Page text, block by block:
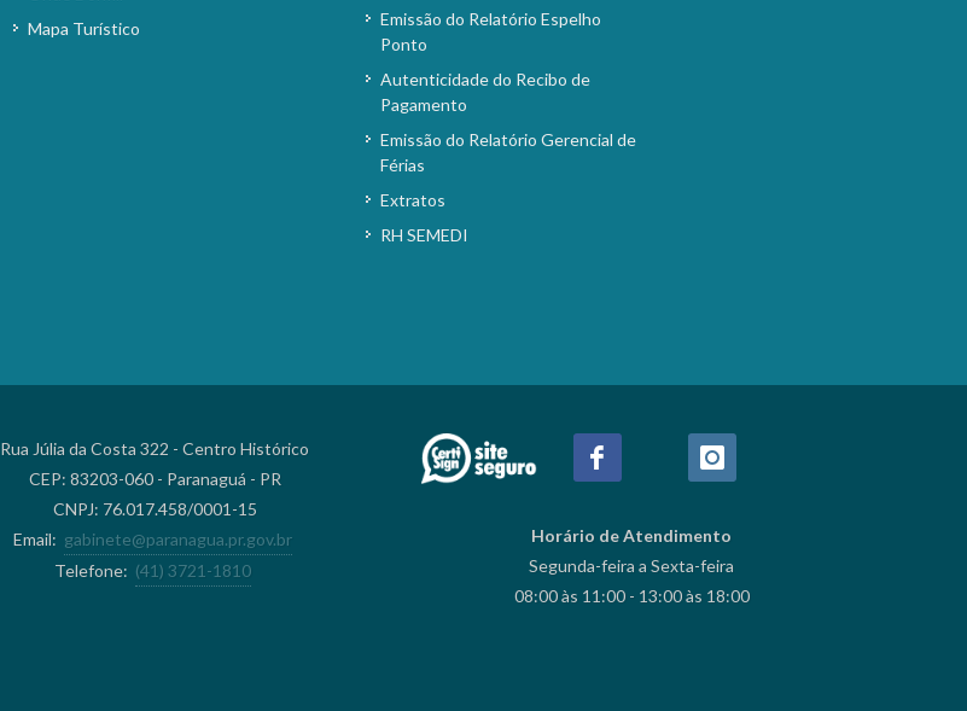
Mapa Turístico
Emissão do Relatório Espelho
Ponto
Autenticidade do Recibo de
Pagamento
Emissão do Relatório Gerencial de
Férias
Extratos
RH SEMEDI
Rua Júlia da Costa 322 - Centro Histórico
CEP: 83203-060 - Paranaguá - PR
CNPJ: 76.017.458/0001-15
Email: gabinete@paranagua.pr.gov.br
Telefone: (41) 3721-1810
Horário de Atendimento
Segunda-feira a Sexta-feira
08:00 às 11:00 - 13:00 às 18:00